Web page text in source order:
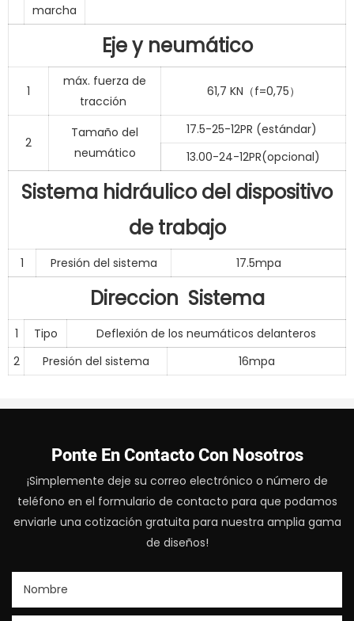
marcha
Eje y neumático
1
máx. fuerza de
tracción
61,7 KN（f=0,75）
2
Tamaño del
neumático
17.5-25-12PR (estándar)
13.00-24-12PR(opcional)
Sistema hidráulico del dispositivo
de trabajo
1 Presión del sistema 17.5mpa
Direccion Sistema
1 Tipo
Deflexión de los neumáticos delanteros
2
Presión del sistema 16mpa
Ponte En Contacto Con Nosotros
¡Simplemente deje su correo electrónico o número de
teléfono en el formulario de contacto para que podamos
enviarle una cotización gratuita para nuestra amplia gama
de diseños!
Nombre